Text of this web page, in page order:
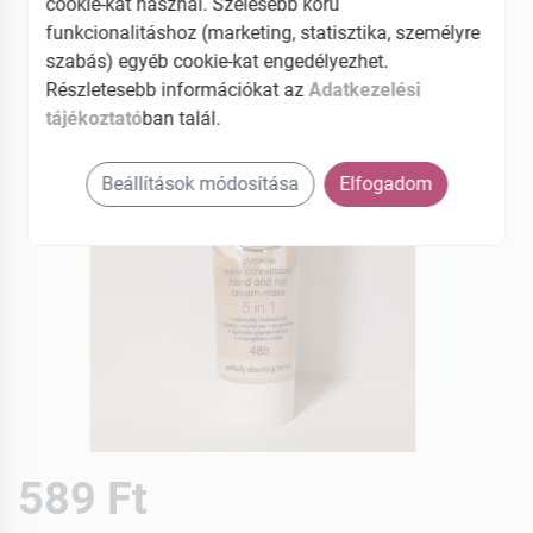
589 Ft
funkcionalitáshoz (marketing, statisztika, személyre
szabás) egyéb cookie-kat engedélyezhet.
Részletesebb információkat az Adatkezelési
tájékoztatóban talál.
Beállítások módosítása Elfogadom